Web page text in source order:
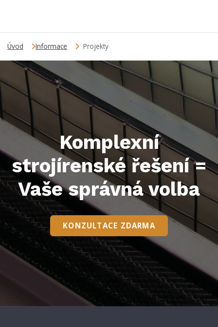
Úvod Informace Projekty
Komplexní
strojírenské řešení =
Vaše správná volba
KONZULTACE ZDARMA